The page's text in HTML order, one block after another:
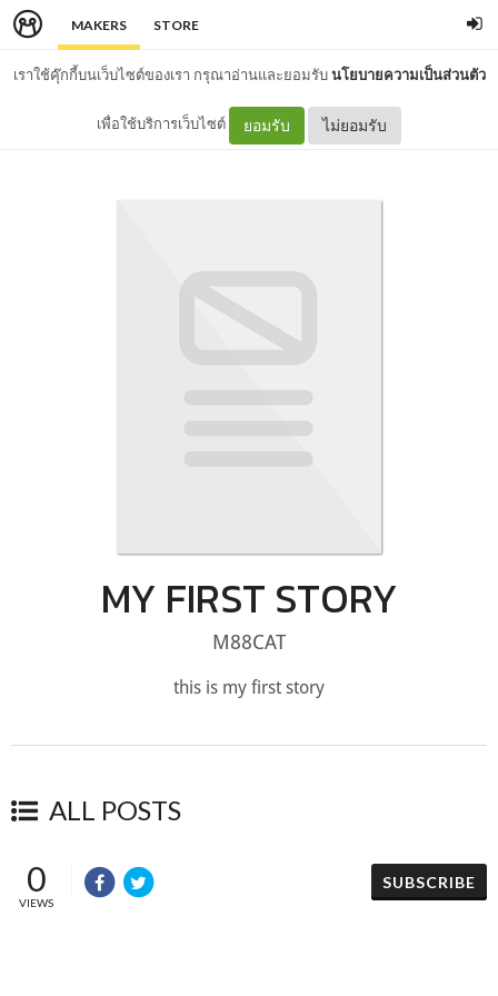
MAKERS STORE
เราใช้คุ๊กกี้บนเว็บไซต์ของเรา กรุณาอ่านและยอมรับนโยบายความเป็นส่วนตัว
เพื่อใช้บริการเว็บไซต์ ยอมรับ ไม่ยอมรับ
MY FIRST STORY
M88CAT
this is my first story
ALL POSTS
0
VIEWS
SUBSCRIBE